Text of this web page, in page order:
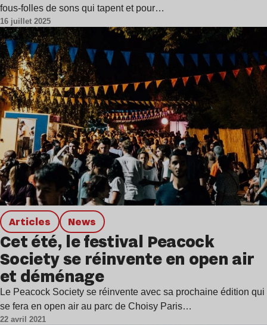
fous-folles de sons qui tapent et pour…
16 juillet 2025
Articles news
Cet été, le festival Peacock
Society se réinvente en open air
et déménage
Le Peacock Society se réinvente avec sa prochaine édition qui
se fera en open air au parc de Choisy Paris…
22 avril 2021